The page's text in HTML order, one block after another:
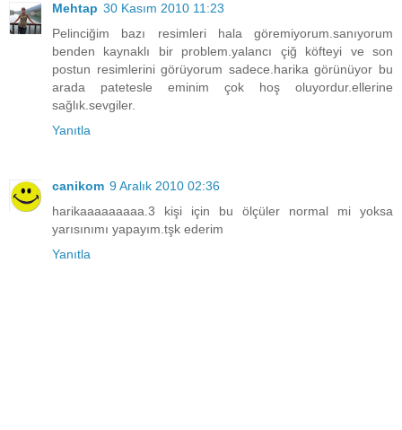
Mehtap 30 Kasım 2010 11:23
Pelinciğim bazı resimleri hala göremiyorum.sanıyorum
benden kaynaklı bir problem.yalancı çiğ köfteyi ve son
postun resimlerini görüyorum sadece.harika görünüyor bu
arada patetesle eminim çok hoş oluyordur.ellerine
sağlık.sevgiler.
Yanıtla
canikom 9 Aralık 2010 02:36
harikaaaaaaaaa.3 kişi için bu ölçüler normal mi yoksa
yarısınımı yapayım.tşk ederim
Yanıtla